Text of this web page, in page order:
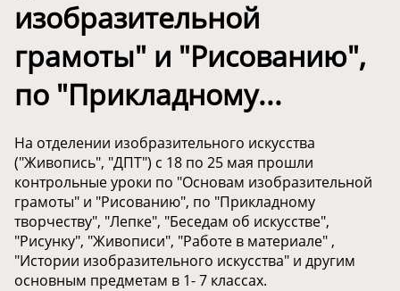
изобразительной
грамоты" и "Рисованию",
по "Прикладному...
На отделении изобразительного искусства
("Живопись", "ДПТ") с 18 по 25 мая прошли
контрольные уроки по "Основам изобразительной
грамоты" и "Рисованию", по "Прикладному
творчеству", "Лепке", "Беседам об искусстве",
"Рисунку", "Живописи", "Работе в материале" ,
"Истории изобразительного искусства" и другим
основным предметам в 1- 7 классах.